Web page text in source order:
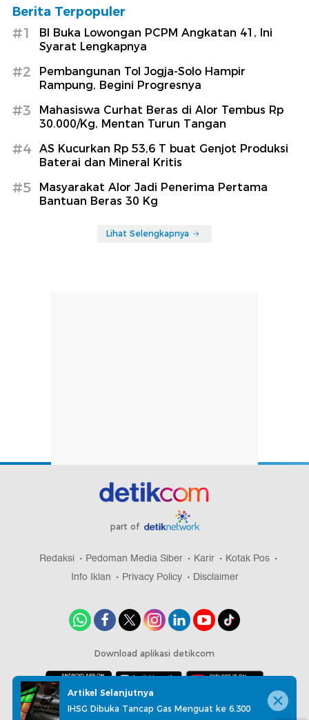
Berita Terpopuler
#1
BI Buka Lowongan PCPM Angkatan 41, Ini
Syarat Lengkapnya
#2
Pembangunan Tol Jogja-Solo Hampir
Rampung, Begini Progresnya
#3
Mahasiswa Curhat Beras di Alor Tembus Rp
30.000/Kg, Mentan Turun Tangan
#4
AS Kucurkan Rp 53,6 T buat Genjot Produksi
Baterai dan Mineral Kritis
#5
Masyarakat Alor Jadi Penerima Pertama
Bantuan Beras 30 Kg
Lihat Selengkapnya
part of
Redaksi Pedoman Media Siber Karir
Kotak Pos
Info Iklan
Privacy Policy Disclaimer
Download aplikasi detikcom
Copyright @ 2026 detikcom, All right reserved
Artikel Selanjutnya
IHSG Dibuka Tancap Gas Menguat ke 6.300